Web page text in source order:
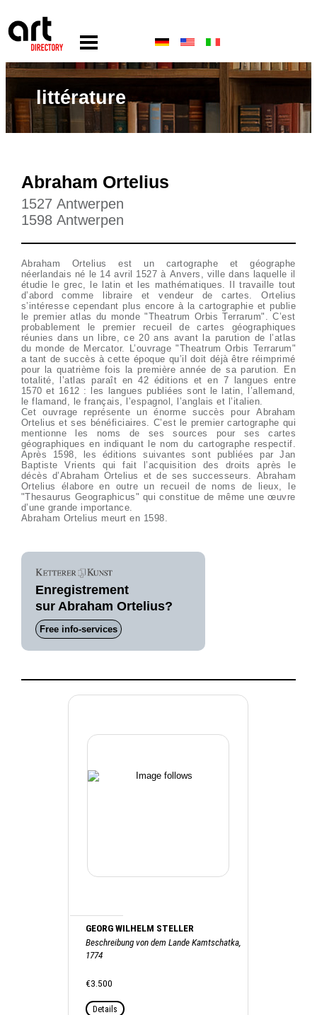
littérature
Abraham Ortelius
1527 Antwerpen
1598 Antwerpen
Abraham Ortelius est un cartographe et géographe
néerlandais né le 14 avril 1527 à Anvers, ville dans laquelle il
étudie le grec, le latin et les mathématiques. Il travaille tout
d’abord comme libraire et vendeur de cartes. Ortelius
s’intéresse cependant plus encore à la cartographie et publie
le premier atlas du monde "Theatrum Orbis Terrarum". C’est
probablement le premier recueil de cartes géographiques
réunies dans un libre, ce 20 ans avant la parution de l’atlas
du monde de Mercator. L’ouvrage "Theatrum Orbis Terrarum"
a tant de succès à cette époque qu’il doit déjà être réimprimé
pour la quatrième fois la première année de sa parution. En
totalité, l’atlas paraît en 42 éditions et en 7 langues entre
1570 et 1612 : les langues publiées sont le latin, l’allemand,
le flamand, le français, l’espagnol, l’anglais et l’italien.
Cet ouvrage représente un énorme succès pour Abraham
Ortelius et ses bénéficiaires. C’est le premier cartographe qui
mentionne les noms de ses sources pour ses cartes
géographiques en indiquant le nom du cartographe respectif.
Après 1598, les éditions suivantes sont publiées par Jan
Baptiste Vrients qui fait l’acquisition des droits après le
décès d’Abraham Ortelius et de ses successeurs. Abraham
Ortelius élabore en outre un recueil de noms de lieux, le
"Thesaurus Geographicus" qui constitue de même une œuvre
d’une grande importance.
Abraham Ortelius meurt en 1598.
Enregistrement
sur Abraham Ortelius?
Free info-services
GEORG WILHELM STELLER
Beschreibung von dem Lande Kamtschatka,
1774
€3.500
Details